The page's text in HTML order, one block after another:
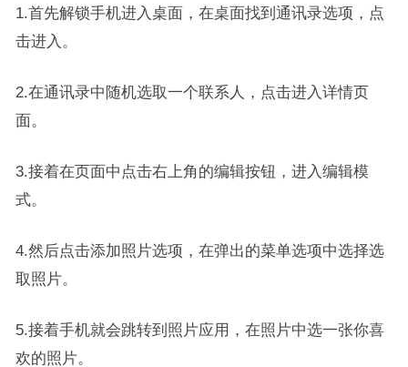
1.首先解锁手机进入桌面，在桌面找到通讯录选项，点
击进入。
2.在通讯录中随机选取一个联系人，点击进入详情页
面。
3.接着在页面中点击右上角的编辑按钮，进入编辑模
式。
4.然后点击添加照片选项，在弹出的菜单选项中选择选
取照片。
5.接着手机就会跳转到照片应用，在照片中选一张你喜
欢的照片。